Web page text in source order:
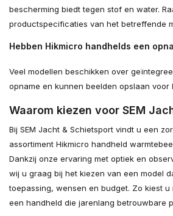
bescherming biedt tegen stof en water.
productspecificaties van het betreffende
Hebben Hikmicro handhelds een
Veel modellen beschikken over
opname en kunnen beelden opslaan voor
Waarom kiezen voor SEM
Bij SEM Jacht & Schietsport vindt u een
assortiment Hikmicro handheld
Dankzij onze ervaring met optiek en
wij u graag bij het kiezen van een model
toepassing, wensen en budget. Zo kiest
een handheld die jarenlang betrouwbare